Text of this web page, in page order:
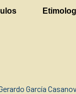
García